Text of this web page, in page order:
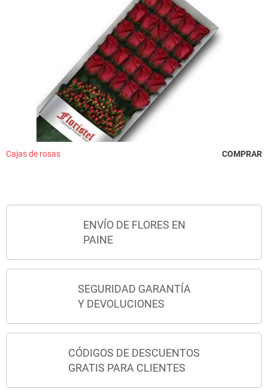
Cajas de rosas COMPRAR
ENVÍO DE FLORES EN
PAINE
SEGURIDAD GARANTÍA
Y DEVOLUCIONES
CÓDIGOS DE DESCUENTOS
GRATIS PARA CLIENTES